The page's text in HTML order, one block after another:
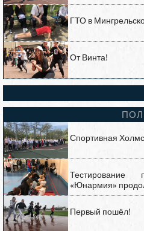
ГТО в
От Винта!
Спортивная
Тестирование
«Юнармия»
Первый пошёл!